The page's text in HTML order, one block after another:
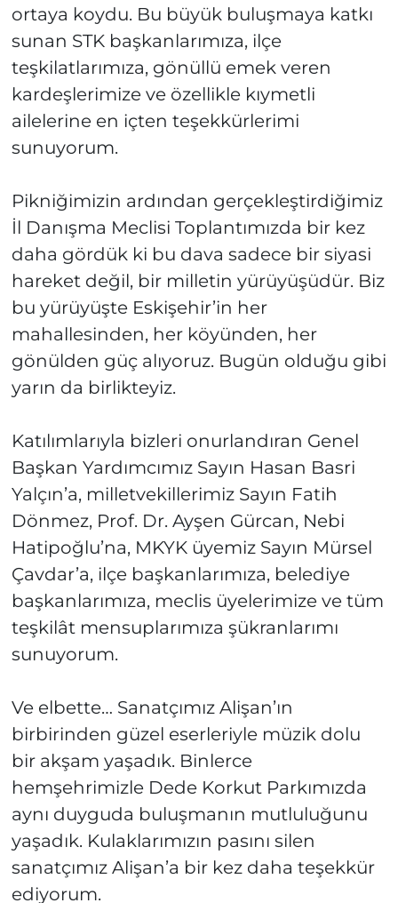
ortaya koydu. Bu büyük buluşmaya katkı
sunan STK başkanlarımıza, ilçe
teşkilatlarımıza, gönüllü emek veren
kardeşlerimize ve özellikle kıymetli
ailelerine en içten teşekkürlerimi
sunuyorum.
Pikniğimizin ardından gerçekleştirdiğimiz
İl Danışma Meclisi Toplantımızda bir kez
daha gördük ki bu dava sadece bir siyasi
hareket değil, bir milletin yürüyüşüdür. Biz
bu yürüyüşte Eskişehir’in her
mahallesinden, her köyünden, her
gönülden güç alıyoruz. Bugün olduğu gibi
yarın da birlikteyiz.
Katılımlarıyla bizleri onurlandıran Genel
Başkan Yardımcımız Sayın Hasan Basri
Yalçın’a, milletvekillerimiz Sayın Fatih
Dönmez, Prof. Dr. Ayşen Gürcan, Nebi
Hatipoğlu’na, MKYK üyemiz Sayın Mürsel
Çavdar’a, ilçe başkanlarımıza, belediye
başkanlarımıza, meclis üyelerimize ve tüm
teşkilât mensuplarımıza şükranlarımı
sunuyorum.
Ve elbette… Sanatçımız Alişan’ın
birbirinden güzel eserleriyle müzik dolu
bir akşam yaşadık. Binlerce
hemşehrimizle Dede Korkut Parkımızda
aynı duyguda buluşmanın mutluluğunu
yaşadık. Kulaklarımızın pasını silen
sanatçımız Alişan’a bir kez daha teşekkür
ediyorum.